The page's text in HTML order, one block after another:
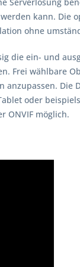
kann. Die
ohne
die ein- und
Frei wählbare
Die
oder
ONVIF möglich.